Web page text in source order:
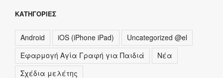
ΚΑΤΗΓΟΡΊΕΣ
Android iOS (iPhone iPad)
Uncategorized @el
Εφαρμογή Αγία Γραφή για Παιδιά
Νέα
Σχέδια μελέτης